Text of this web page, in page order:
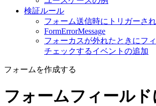
検証ルール
フォーム送信時にトリガーさ
FormErrorMessage
フォーカスが外れたときにフ
チェックするイベントの追加
フォームを作成する
フォームフィール